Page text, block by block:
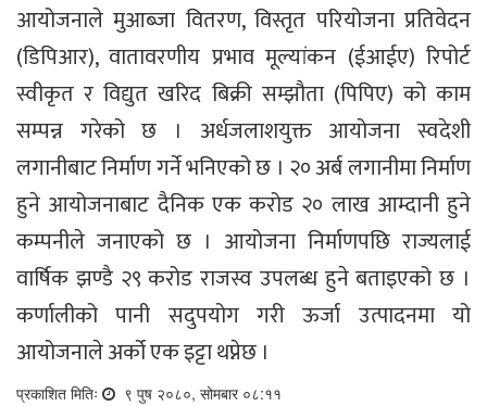
आयोजनाले मुआब्जा वितरण, विस्तृत परियोजना प्रतिवेदन
(डिपिआर), वातावरणीय प्रभाव मूल्यांकन (ईआईए) रिपोर्ट
स्वीकृत र विद्युत खरिद बिक्री सम्झौता (पिपिए) को काम
सम्पन्न गरेको छ । अर्धजलाशयुक्त आयोजना स्वदेशी
लगानीबाट निर्माण गर्ने भनिएको छ । २० अर्ब लगानीमा निर्माण
हुने आयोजनाबाट दैनिक एक करोड २० लाख आम्दानी हुने
कम्पनीले जनाएको छ । आयोजना निर्माणपछि राज्यलाई
वार्षिक झण्डै २९ करोड राजस्व उपलब्ध हुने बताइएको छ ।
कर्णालीको पानी सदुपयोग गरी ऊर्जा उत्पादनमा यो
आयोजनाले अर्को एक इट्टा थप्नेछ ।
प्रकाशित मितिः ९ पुष २०८०, सोमबार ०८:११